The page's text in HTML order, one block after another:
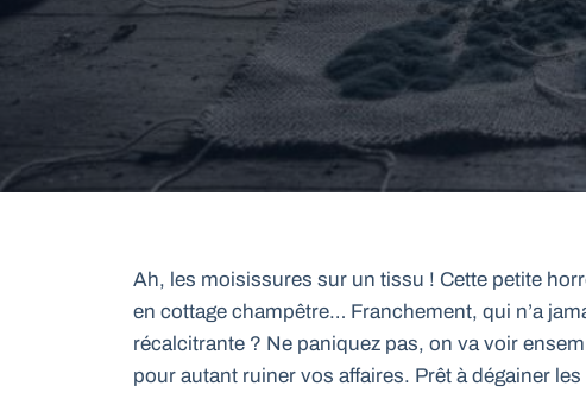
Ah, les moisissures sur un tissu ! Cette petite
en cottage champêtre… Franchement, qui n’a
récalcitrante ? Ne paniquez pas, on va voir
pour autant ruiner vos affaires. Prêt à dégainer